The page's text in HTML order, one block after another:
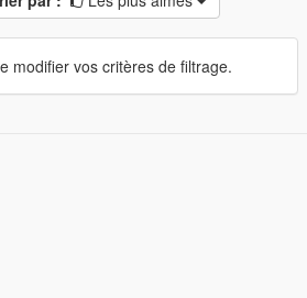
modifier vos critères de filtrage.